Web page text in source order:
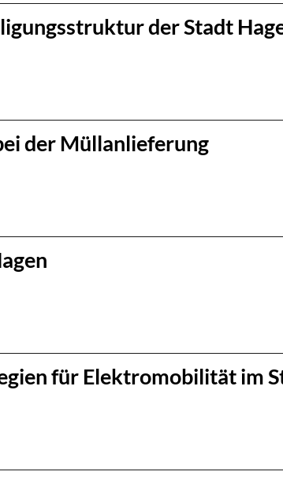
der Stadt
der Müllanlieferung
für Elektromobilität im